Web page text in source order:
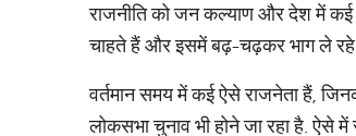
राजनीति को जन कल्याण और देश में कई
चाहते हैं और इसमें बढ़-चढ़कर भाग ले रहे
वर्तमान समय में कई ऐसे राजनेता हैं,
लोकसभा चुनाव भी होने जा रहा है. ऐसे